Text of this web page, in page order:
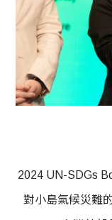
2024 UN-SDGs
對小島氣候災難